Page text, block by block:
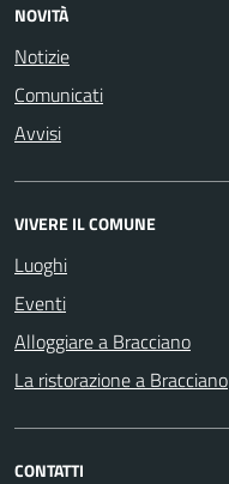
NOVITÀ
Notizie
Comunicati
Avvisi
VIVERE IL COMUNE
Luoghi
Eventi
Alloggiare a Bracciano
La ristorazione a Bracciano
CONTATTI